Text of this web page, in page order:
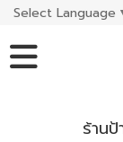
Select Language
ร้าน